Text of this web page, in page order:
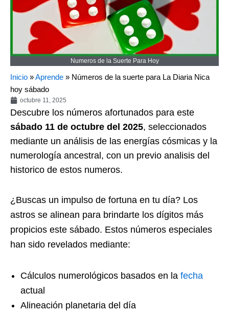
Numeros de la Suerte Para Hoy
Inicio »Aprende » Números de la suerte para La Diaria Nica
hoy sábado
octubre 11, 2025
Descubre los números afortunados para este
sábado 11 de octubre del 2025, seleccionados
mediante un análisis de las energías cósmicas y la
numerología ancestral, con un previo analisis del
historico de estos numeros.
¿Buscas un impulso de fortuna en tu día? Los
astros se alinean para brindarte los dígitos más
propicios este sábado. Estos números especiales
han sido revelados mediante:
Cálculos numerológicos basados en la fecha
actual
Alineación planetaria del día